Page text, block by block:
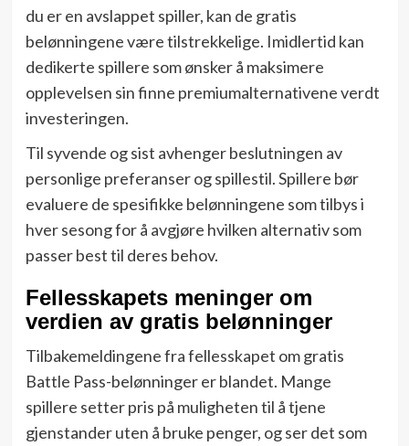
du er en avslappet spiller, kan de gratis
belønningene være tilstrekkelige. Imidlertid kan
dedikerte spillere som ønsker å maksimere
opplevelsen sin finne premiumalternativene verdt
investeringen.
Til syvende og sist avhenger beslutningen av
personlige preferanser og spillestil. Spillere bør
evaluere de spesifikke belønningene som tilbys i
hver sesong for å avgjøre hvilken alternativ som
passer best til deres behov.
Fellesskapets meninger om
verdien av gratis belønninger
Tilbakemeldingene fra fellesskapet om gratis
Battle Pass-belønninger er blandet. Mange
spillere setter pris på muligheten til å tjene
gjenstander uten å bruke penger, og ser det som